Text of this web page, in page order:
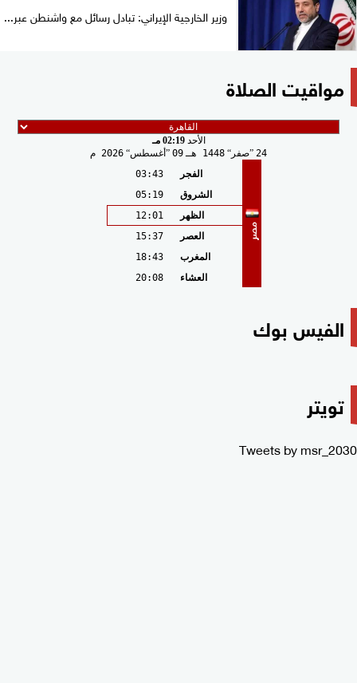
وزير الخارجية الإيراني: تبادل رسائل مع واشنطن عبر...
مواقيت الصلاة
الأحد02:19 مـ
24 صفر 1448 هـ 09 أغسطس 2026 م
مصر
الفجر
03:43
الشروق
05:19
الظهر
12:01
العصر
15:37
المغرب
18:43
العشاء
20:08
الفيس بوك
تويتر
Tweets by msr_2030